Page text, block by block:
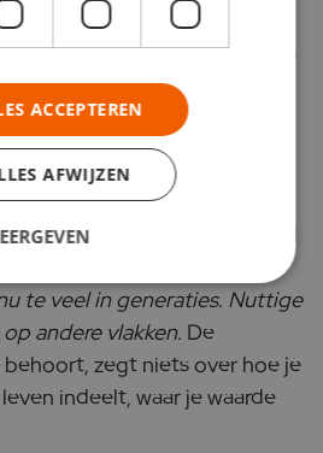
met mijn extraverte collega
die zichzelf – net als
als ze binnenkomt.
Hegger sloeg -aan tafel
op zijn kop.
te veel in generaties. Nuttige
andere vlakken. De
zegt niets over hoe je
indeelt, waar je waarde
ACCEPTEREN
AFWIJZEN